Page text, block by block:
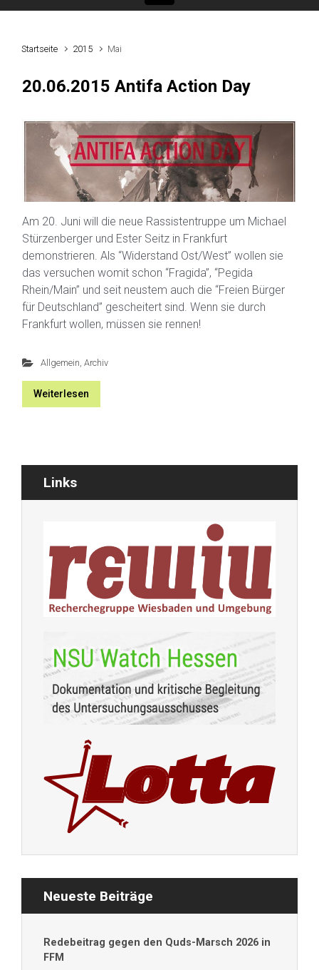
Startseite 2015 Mai
20.06.2015 Antifa Action Day
Am 20. Juni will die neue Rassistentruppe um Michael
Stürzenberger und Ester Seitz in Frankfurt
demonstrieren. Als “Widerstand Ost/West” wollen sie
das versuchen womit schon “Fragida”, “Pegida
Rhein/Main” und seit neustem auch die “Freien Bürger
für Deutschland” gescheitert sind. Wenn sie durch
Frankfurt wollen, müssen sie rennen!
Allgemein Archiv
Weiterlesen
Links
Neueste Beiträge
Redebeitrag gegen den Quds-Marsch 2026 in
FFM